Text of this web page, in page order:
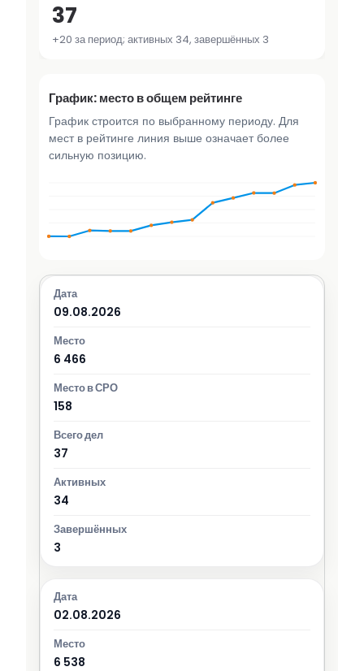
37
+20 за период; активных 34, завершённых 3
График: место в общем рейтинге
График строится по выбранному периоду. Для
мест в рейтинге линия выше означает более
сильную позицию.
09.08.2026
6 466
158
37
34
3
02.08.2026
6 538